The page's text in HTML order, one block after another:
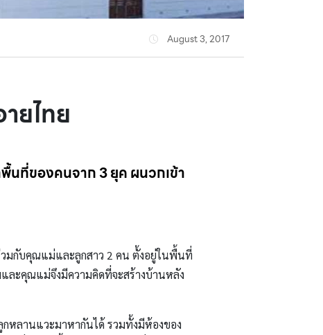
August 3, 2017
ยไทย
นที่ของคนจาก 3 ยุค ผนวกเข้า
วมกับคุณแม่และลูกสาว 2 คน ตั้งอยู่ในพื้นที่
ะคุณแม่จึงมีความคิดที่จะสร้างบ้านหลัง
ลานแวะมาหากันได้ รวมทั้งมีห้องของ